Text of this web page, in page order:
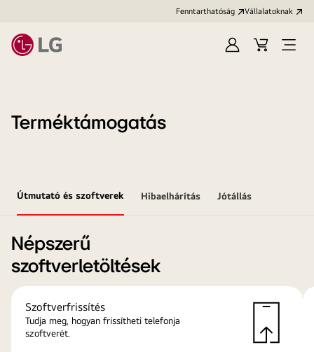
Fenntarthatóság Vállalatoknak
Bejelentkezés
KosárMenü
Terméktámogatás
Útmutató és szoftverek Hibaelhárítás Jótállás
Népszerű
szoftverletöltések
Szoftverfrissítés
Tudja meg, hogyan frissítheti telefonja
szoftverét.